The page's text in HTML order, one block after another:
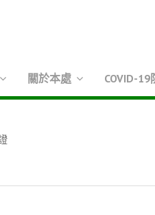
關於本處 COVID-19